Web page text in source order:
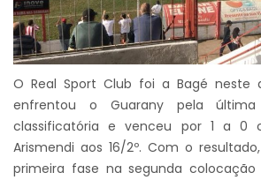
O Real Sport Club foi a Bagé neste
enfrentou o Guarany pela
classificatória e venceu por 1 a 0
Arismendi aos 16/2º. Com o
primeira fase na segunda